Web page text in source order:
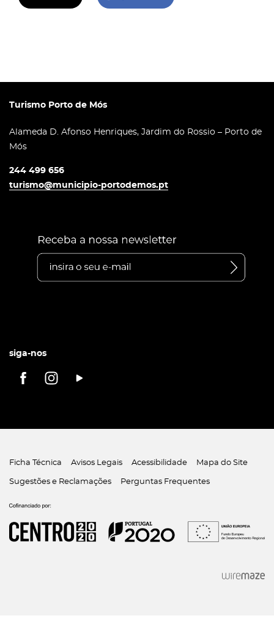
Turismo Porto de Mós
Alameda D. Afonso Henriques, Jardim do Rossio – Porto de
Mós
244 499 656
turismo@municipio-portodemos.pt
siga-nos
Ficha Técnica Avisos Legais Acessibilidade Mapa do Site
Sugestões e Reclamações Perguntas Frequentes